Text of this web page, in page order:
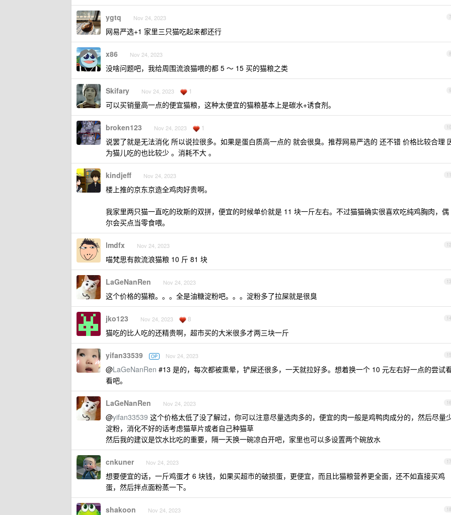
7
ygtq Nov 24, 2023
网易严选+1 家里三只猫吃起来都还行
8
x86 Nov 24, 2023
没啥问题吧，我给周围流浪猫喂的都 5 ～ 15 买的猫粮之类
9
Skifary Nov 24, 2023 1
可以买销量高一点的便宜猫粮，这种太便宜的猫粮基本上是碳水+诱食剂。
10
broken123 Nov 24, 2023 1
说罢了就是无法消化 所以说拉很多。如果是蛋白质高一点的 就会很臭。推荐网易严选的 还不错 价格比较合理
为猫儿吃的也比较少 。消耗不大 。
11
kindjeff Nov 24, 2023
楼上推的京东京造全鸡肉好贵啊。
我家里两只猫一直吃的玫斯的双拼，便宜的时候单价就是 11 块一斤左右。不过猫猫确实很喜欢吃纯鸡胸肉，偶
尔会买点当零食喂。
12
lmdfx Nov 24, 2023
喵梵思有款流浪猫粮 10 斤 81 块
13
LaGeNanRen Nov 24, 2023
这个价格的猫粮。。。全是油糖淀粉吧。。。淀粉多了拉屎就是很臭
14
jko123 Nov 24, 2023 8
猫吃的比人吃的还精贵啊，超市买的大米很多才两三块一斤
15
yifan33539 OP Nov 24, 2023
@LaGeNanRen #13 是的，每次都被熏晕，铲屎还很多，一天就拉好多。想着换一个 10 元左右好一点的尝试
看吧。
16
LaGeNanRen Nov 24, 2023
@yifan33539 这个价格太低了没了解过，你可以注意尽量选肉多的，便宜的肉一般是鸡鸭肉成分的，然后尽量
淀粉，消化不好的话考虑猫草片或者自己种猫草
然后我的建议是饮水比吃的重要，隔一天换一碗凉白开吧，家里也可以多设置两个碗放水
17
cnkuner Nov 24, 2023
想要便宜的话，一斤鸡蛋才 6 块钱，如果买超市的破损蛋，更便宜，而且比猫粮营养更全面，还不如直接买鸡
蛋，然后拌点面粉蒸一下。
18
shakoon Nov 24, 2023